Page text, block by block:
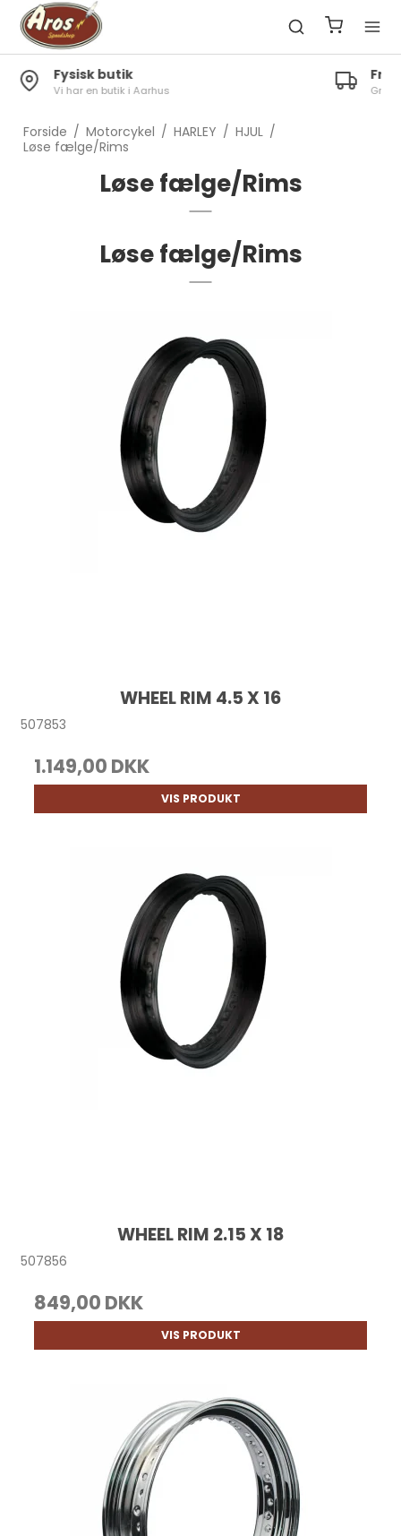
Fragt 49kr.
Gratis til pakkeshop ved køb over 1300kr.
Forside / Motorcykel / HARLEY / HJUL /
Løse fælge/Rims
Løse fælge/Rims
Løse fælge/Rims
WHEEL RIM 4.5 X 16
507853
1.149,00 DKK
VIS PRODUKT
WHEEL RIM 2.15 X 18
507856
849,00 DKK
VIS PRODUKT